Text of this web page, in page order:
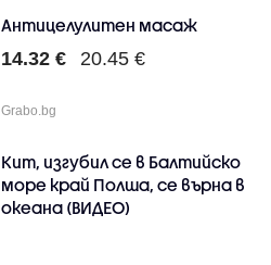
Антицелулитен масаж
14.32 € 20.45 €
Grabo.bg
Кит, изгубил се в Балтийско
море край Полша, се върна в
океана (ВИДЕО)